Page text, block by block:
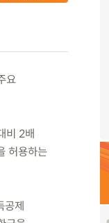
요
비 2배
허용하는
제